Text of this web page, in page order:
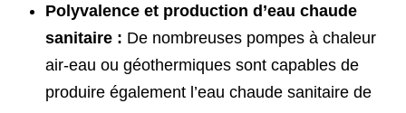
Polyvalence et production d’eau chaude
sanitaire : De nombreuses pompes à chaleur
air-eau ou géothermiques sont capables de
produire également l’eau chaude sanitaire de